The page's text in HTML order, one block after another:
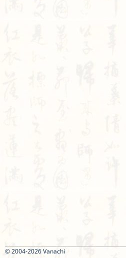
© 2004-2026 Vanachi